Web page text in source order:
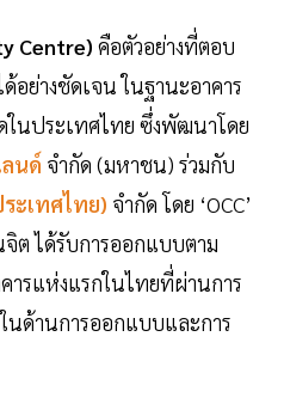
Centre) คือตัวอย่างที่ตอบ
อย่างชัดเจน ในฐานะอาคาร
ในประเทศไทย ซึ่งพัฒนาโดย
นด์ จำกัด (มหาชน) ร่วมกับ
ะเทศไทย) จำกัด โดย ‘OCC’
ต ได้รับการออกแบบตาม
ารแห่งแรกในไทยที่ผ่านการ
นด้านการออกแบบและการ